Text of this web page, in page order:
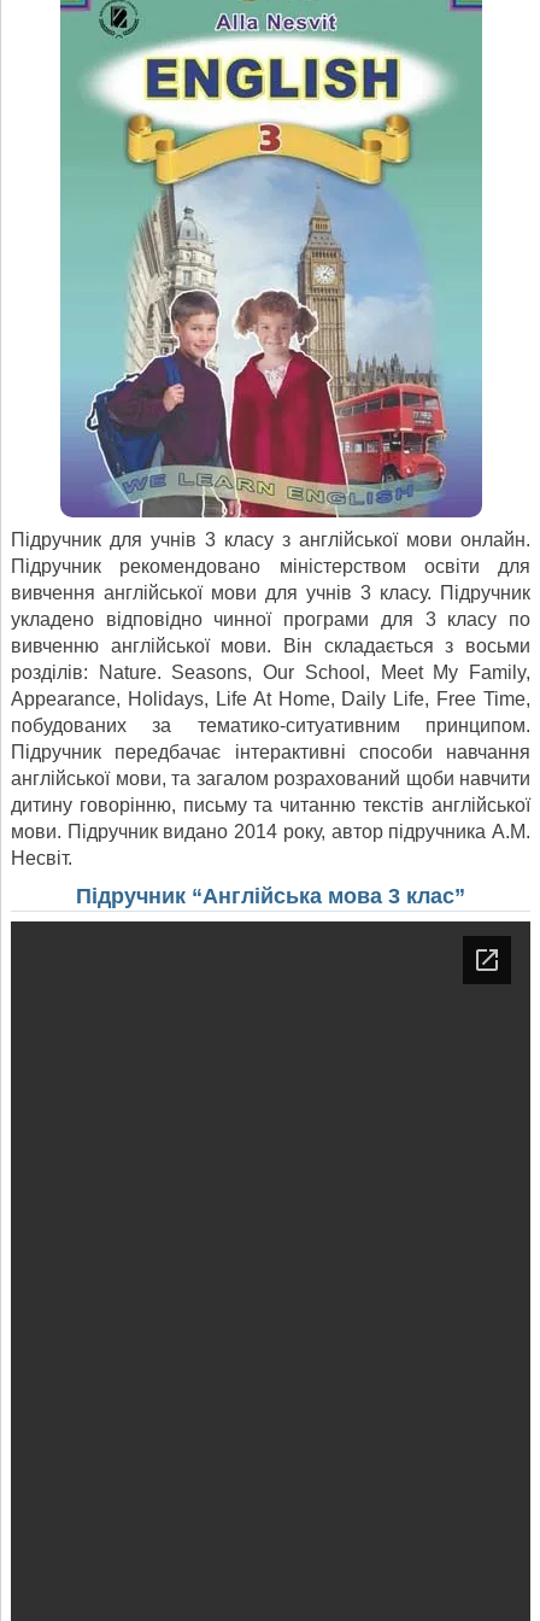
Підручник для учнів 3 класу з англійської мови онлайн.
Підручник рекомендовано міністерством освіти для
вивчення англійської мови для учнів 3 класу. Підручник
укладено відповідно чинної програми для 3 класу по
вивченню англійської мови. Він складається з восьми
розділів: Nature. Seasons, Our School, Meet My Family,
Appearance, Holidays, Life At Home, Daily Life, Free Time,
побудованих за тематико-ситуативним принципом.
Підручник передбачає інтерактивні способи навчання
англійської мови, та загалом розрахований щоби навчити
дитину говорінню, письму та читанню текстів англійської
мови. Підручник видано 2014 року, автор підручника А.М.
Несвіт.
Підручник “Англійська мова 3 клас”